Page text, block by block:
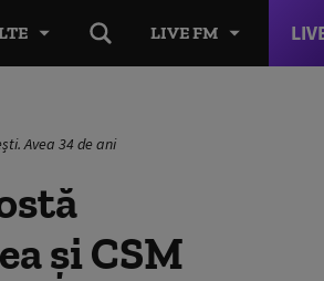
LIVE FM
Avea 34 de ani
și CSM